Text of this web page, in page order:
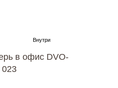
в офис DVO-
023